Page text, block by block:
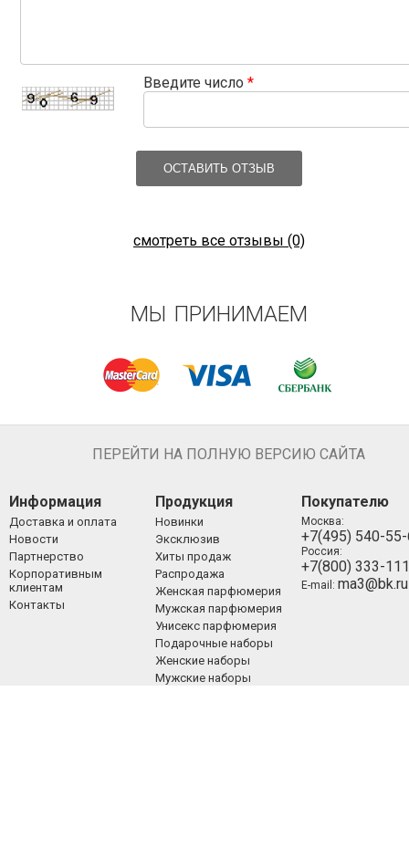
Введите число *
ОСТАВИТЬ ОТЗЫВ
смотреть все отзывы (0)
МЫ ПРИНИМАЕМ
ПЕРЕЙТИ НА ПОЛНУЮ ВЕРСИЮ САЙТА
Информация
Доставка и оплата
Новости
Партнерство
Корпоративным
клиентам
Контакты
Продукция
Новинки
Эксклюзив
Хиты продаж
Распродажа
Женская парфюмерия
Мужская парфюмерия
Унисекс парфюмерия
Подарочные наборы
Женские наборы
Мужские наборы
Покупателю
Москва:
+7(495) 540-
Россия:
+7(800) 333-
E-mail: ma3@bk.ru